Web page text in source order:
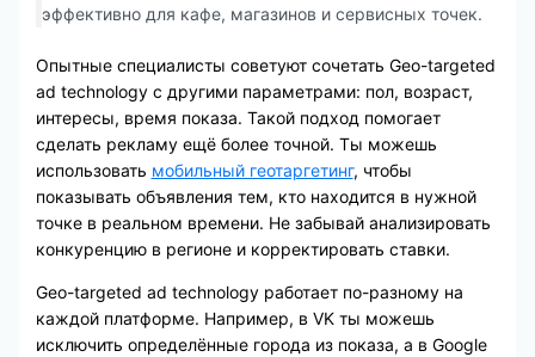
эффективно для кафе, магазинов и сервисных точек.
Опытные специалисты советуют сочетать Geo-targeted
ad technology с другими параметрами: пол, возраст,
интересы, время показа. Такой подход помогает
сделать рекламу ещё более точной. Ты можешь
использовать мобильный геотаргетинг, чтобы
показывать объявления тем, кто находится в нужной
точке в реальном времени. Не забывай анализировать
конкуренцию в регионе и корректировать ставки.
Geo-targeted ad technology работает по-разному на
каждой платформе. Например, в VK ты можешь
исключить определённые города из показа, а в Google